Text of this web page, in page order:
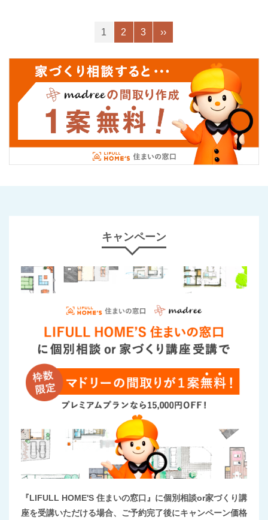
1 2 3 ››
キャンペーン
『LIFULL HOME'S 住まいの窓口』に個別相談or家づくり講
座を受講いただける場合、ご予約完了後にキャンペーン価格